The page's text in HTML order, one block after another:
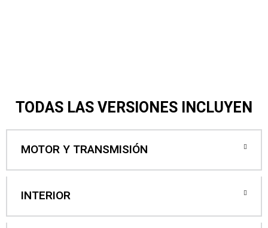
TODAS LAS VERSIONES INCLUYEN
MOTOR Y TRANSMISIÓN
INTERIOR